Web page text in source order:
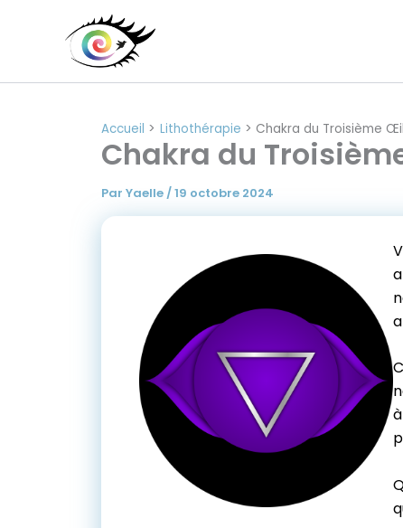
Accueil Lithothérapie Chakra du Troisième
Chakra du
Par Yaelle /19 octobre 2024